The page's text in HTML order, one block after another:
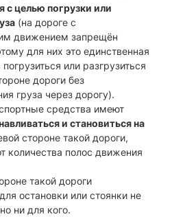
с целью погрузки или
(на дороге с
движением запрещён
для них это единственная
или разгрузиться
дороги без
груза через дорогу).
средства имеют
и становиться на
стороне такой дороги,
количества полос движения
такой дороги
остановки или стоянки не
ни для кого.